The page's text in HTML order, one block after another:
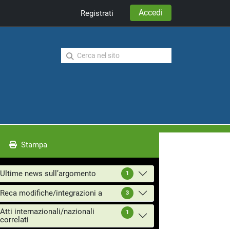
Registrati Accedi
Stampa
Ultime news sull’argomento 1
Reca modifiche/integrazioni a 3
Atti internazionali/nazionali
correlati
1